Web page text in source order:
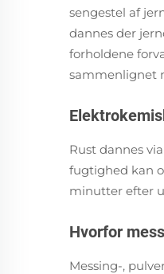
sengestel af
dannes der
forholdene
sammenlignet
Rust dannes
fugtighed kan
minutter efter
Hvorfor
Messing-,